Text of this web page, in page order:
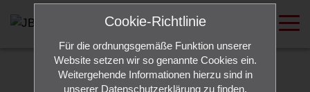
Cookie-Richtlinie
Für die ordnungsgemäße Funktion unserer
Website setzen wir so genannte Cookies ein.
Weitergehende Informationen hierzu sind in
unserer Datenschutzerklärung zu finden.